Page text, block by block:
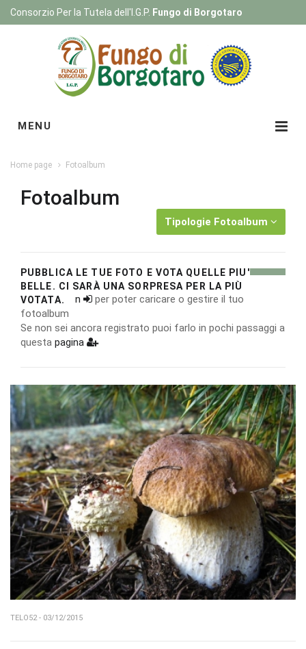
Consorzio Per la Tutela dell'I.G.P. Fungo di Borgotaro
MENU
Home page Fotoalbum
Fotoalbum
Tipologie Fotoalbum
PUBBLICA LE TUE FOTO E VOTA QUELLE PIU'
BELLE. CI SARÀ UNA SORPRESA PER LA PIÙ
VOTATA.
Esegui illogin
per poter caricare o gestire il tuo
fotoalbum
Se non sei ancora registrato puoi farlo in pochi passaggi a
questa pagina
TELO52 - 03/12/2015